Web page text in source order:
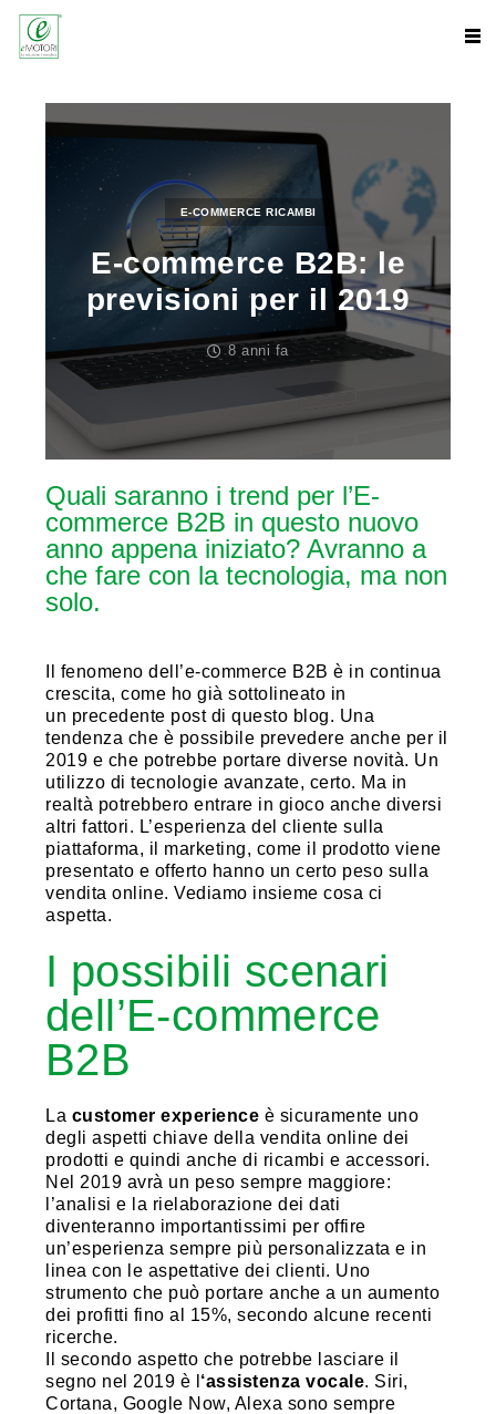
E-COMMERCE RICAMBI
E-commerce B2B: le
previsioni per il 2019
8 anni fa
Quali saranno i trend per l’E-
commerce B2B in questo nuovo
anno appena iniziato? Avranno a
che fare con la tecnologia, ma non
solo.
Il fenomeno dell’e-commerce B2B è in continua
crescita, come ho già sottolineato in
un precedente post di questo blog. Una
tendenza che è possibile prevedere anche per il
2019 e che potrebbe portare diverse novità. Un
utilizzo di tecnologie avanzate, certo. Ma in
realtà potrebbero entrare in gioco anche diversi
altri fattori. L’esperienza del cliente sulla
piattaforma, il marketing, come il prodotto viene
presentato e offerto hanno un certo peso sulla
vendita online. Vediamo insieme cosa ci
aspetta.
I possibili scenari
dell’E-commerce
B2B
La customer experience è sicuramente uno
degli aspetti chiave della vendita online dei
prodotti e quindi anche di ricambi e accessori.
Nel 2019 avrà un peso sempre maggiore:
l’analisi e la rielaborazione dei dati
diventeranno importantissimi per offire
un’esperienza sempre più personalizzata e in
linea con le aspettative dei clienti. Uno
strumento che può portare anche a un aumento
dei profitti fino al 15%, secondo alcune recenti
ricerche.
Il secondo aspetto che potrebbe lasciare il
segno nel 2019 è l ‘assistenza vocale. Siri,
Cortana, Google Now, Alexa sono sempre